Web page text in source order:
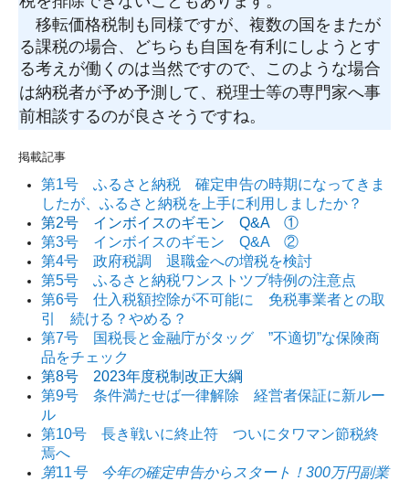
移転価格税制も同様ですが、複数の国をまたが
る課税の場合、どちらも自国を有利にしようとす
る考えが働くのは当然ですので、このような場合
は納税者が予め予測して、税理士等の専門家へ事
前相談するのが良さそうですね。
掲載記事
第1号 ふるさと納税 確定申告の時期になってきま
したが、ふるさと納税を上手に利用しましたか？
第2号 インボイスのギモン Q&A ①
第3号 インボイスのギモン Q&A ②
第4号 政府税調 退職金への増税を検討
第5号 ふるさと納税ワンストツブ特例の注意点
第6号 仕入税額控除が不可能に 免税事業者との取
引 続ける？やめる？
第7号 国税長と金融庁がタッグ ”不適切”な保険商
品をチェック
第8号 2023年度税制改正大綱
第9号 条件満たせば一律解除 経営者保証に新ルー
ル
第10号 長き戦いに終止符 ついにタワマン節税終
焉へ
第11号 今年の確定申告からスタート！300万円副業